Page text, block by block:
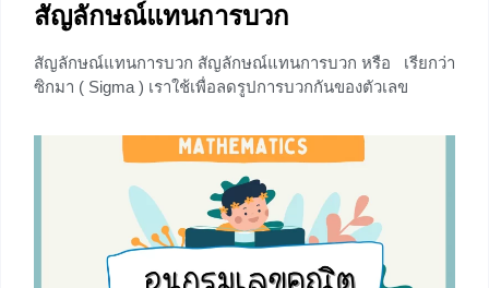
สัญลักษณ์แทนการบวก
สัญลักษณ์แทนการบวก สัญลักษณ์แทนการบวก หรือ เรียกว่า
ซิกมา ( Sigma ) เราใช้เพื่อลดรูปการบวกกันของตัวเลข
มานั่งเขียนทีละตัวก็คงจะเยอะไป เราจึงจะใช้เครื่องหมายซิก
มามาใช้เพื่อประหยัดเวลาในการเขียนนั่นเอง เช่น 1 + 2 + 3 +
4 +5 สามารถเขียนแทนด้วย